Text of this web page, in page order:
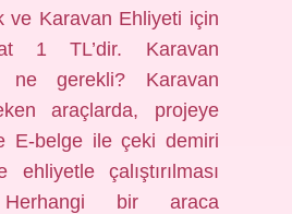
ve Karavan Ehliyeti için
1 TL’dir. Karavan
ne gerekli? Karavan
araçlarda, projeye
E-belge ile çeki demiri
ehliyetle çalıştırılması
Herhangi bir araca